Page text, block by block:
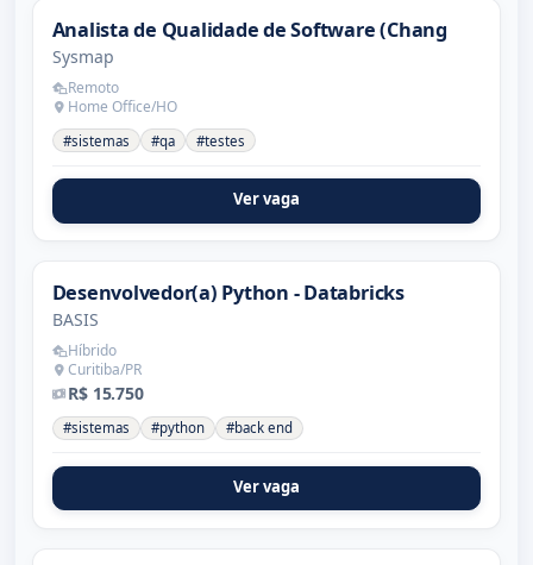
Analista de Qualidade de Software (Chang
Sysmap
Remoto
Home Office/HO
#sistemas #qa #testes
Ver vaga
Desenvolvedor(a) Python - Databricks
BASIS
Híbrido
Curitiba/PR
R$ 15.750
#sistemas #python #back end
Ver vaga